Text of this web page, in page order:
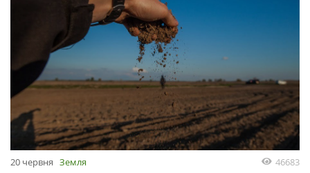
20 червня Земля 46683